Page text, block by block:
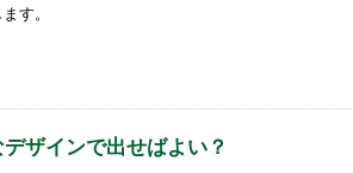
す。
ザインで出せばよい？